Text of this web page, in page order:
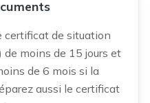
certificat de situation
moins de 15 jours et
de 6 mois si la
aussi le certificat